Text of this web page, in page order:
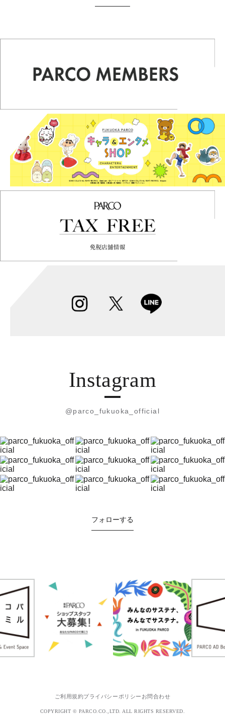
Instagram
@parco_fukuoka_official
フォローする
ご利用規約プライバシーポリシー お問合わせ
COPYRIGHT © PARCO.CO.,LTD. ALL RIGHTS RESERVED.